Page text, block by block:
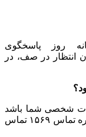
شبانه روز پاسخگوی
در صف، در
شخصی شما باشد
امکان پذیر نیست. جهت بررسی بیشتر با شماره تماس ۱۵۶۹ تماس